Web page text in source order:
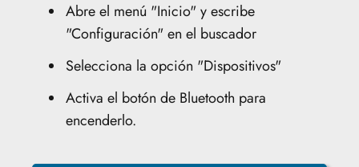
Abre el menú "Inicio" y escribe
"Configuración" en el buscador
Selecciona la opción "Dispositivos"
Activa el botón de Bluetooth para
encenderlo.